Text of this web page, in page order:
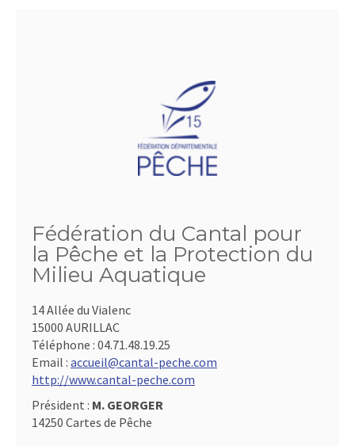
Fédération du Cantal pour
la Pêche et la Protection du
Milieu Aquatique
14 Allée du Vialenc
15000 AURILLAC
Téléphone : 04.71.48.19.25
Email : accueil@cantal-peche.com
http://www.cantal-peche.com
Président : M. GEORGER
14250 Cartes de Pêche